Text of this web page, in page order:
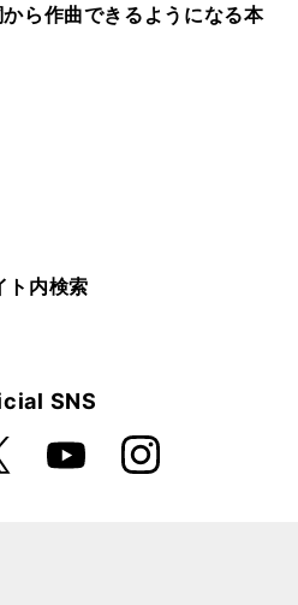
ら作曲できるようになる本
ト内検索
SNS
YouTube Instagra
m